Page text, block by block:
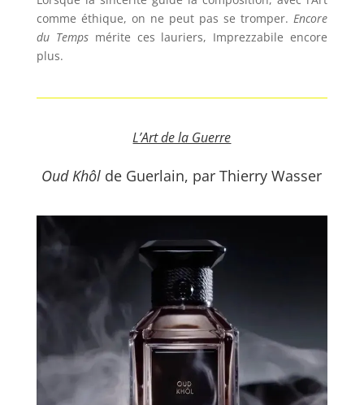
comme éthique, on ne peut pas se tromper.Encore
du Tempsmérite ces lauriers, Imprezzabile encore
plus.
L’Art de la Guerre
Oud Khôl de Guerlain, par Thierry Wasser